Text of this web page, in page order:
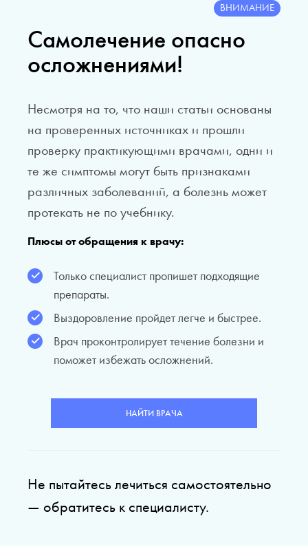
Самолечение опасно
осложнениями!
ВНИМАНИЕ
Несмотря на то, что наши статьи основаны
на проверенных источниках и прошли
проверку практикующими врачами, одни и
те же симптомы могут быть признаками
различных заболеваний, а болезнь может
протекать не по учебнику.
Плюсы от обращения к врачу:
Только специалист пропишет подходящие
препараты.
Выздоровление пройдет легче и быстрее.
Врач проконтролирует течение болезни и
поможет избежать осложнений.
НАЙТИ ВРАЧА
Не пытайтесь лечиться самостоятельно
— обратитесь к специалисту.